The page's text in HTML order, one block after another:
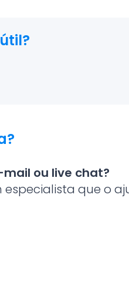
ou live chat?
que o